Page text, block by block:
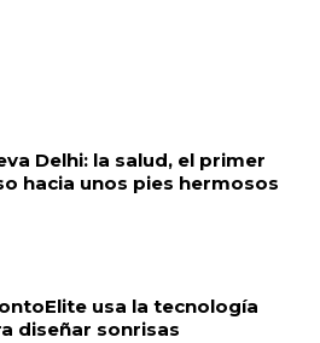
Delhi: la salud, el primer
hacia unos pies hermosos
usa la tecnología
diseñar sonrisas